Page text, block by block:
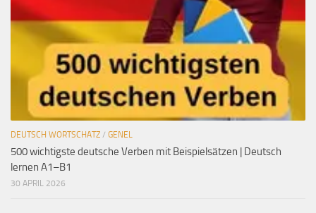
DEUTSCH WORTSCHATZ / GENEL
500 wichtigste deutsche Verben mit Beispielsätzen | Deutsch
lernen A1–B1
30 APRIL 2026